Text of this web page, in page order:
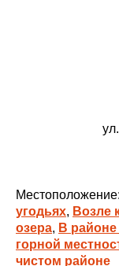
Местоположение:
угодьях, Возле
озера, В
горной
чистом районе